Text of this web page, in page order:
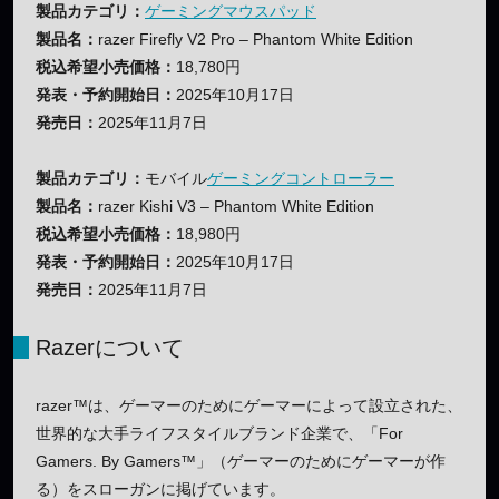
製品カテゴリ： ゲーミングマウスパッド
製品名： razer Firefly V2 Pro – Phantom White Edition
税込希望小売価格： 18,780円
発表・予約開始日： 2025年10月17日
発売日： 2025年11月7日
製品カテゴリ： モバイルゲーミングコントローラー
製品名： razer Kishi V3 – Phantom White Edition
税込希望小売価格： 18,980円
発表・予約開始日： 2025年10月17日
発売日： 2025年11月7日
Razerについて
razer™は、ゲーマーのためにゲーマーによって設立された、
世界的な大手ライフスタイルブランド企業で、「For
Gamers. By Gamers™」（ゲーマーのためにゲーマーが作
る）をスローガンに掲げています。